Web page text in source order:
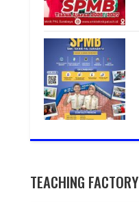
TEACHING FACTORY